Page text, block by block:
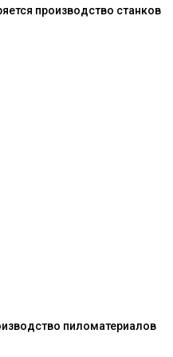
производство станков
пиломатериалов